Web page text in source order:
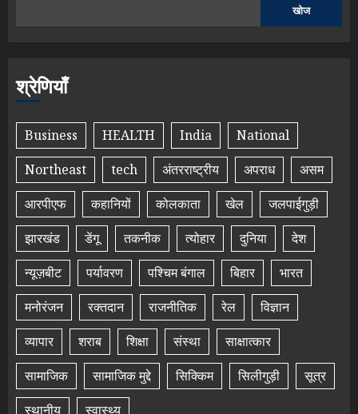
खोज
श्रेणियाँ
Business HEALTH India
National
Northeast
tech अंतरराष्ट्रीय अपराध
असम
आरपीएफ
कहानियों कोलकाता खेल
जलपाईगुड़ी
झारखंड
डेंगू तकनीक त्योहार दुनिया
देश
न्यूज़बीट
पर्यावरण पश्चिम बंगाल बिहार
भारत
मनोरंजन
रक्तदान राजनीतिक रेल
विज्ञान
व्यापार
शराब शिक्षा संस्था
साक्षात्कार
सामाजिक
सामाजिक मुद्दे सिक्किम सिलीगुड़ी
सूत्र
स्थानीय
स्वास्थ्य